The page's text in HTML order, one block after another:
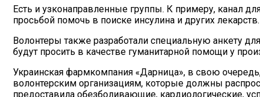
Есть и узконаправленные группы. К примеру, канал
просьбой помочь в поиске инсулина и других лекарств.
Волонтеры также разработали специальную анкету
будут просить в качестве гуманитарной помощи у
Украинская фармкомпания «Дарница», в свою
волонтерским организациям, которые должны
предоставила обезболивающие, кардиологические,